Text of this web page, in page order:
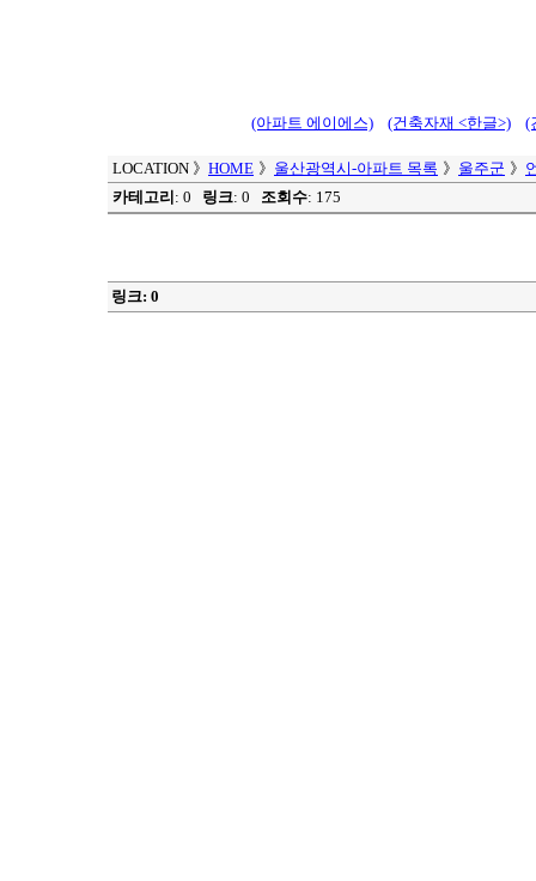
(아파트 에이에스) (건축자재 <한글>) (
LOCATION 》 HOME 》 울산광역시-아파트 목록 》 울주군 》
카테고리 : 0 링크: 0 조회수: 175
링크: 0